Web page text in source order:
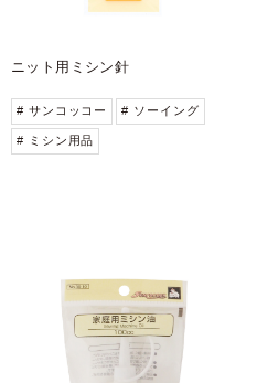
ニット用ミシン針
# サンコッコー # ソーイング
# ミシン用品